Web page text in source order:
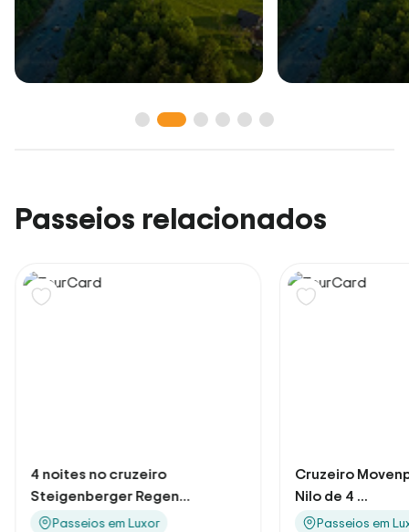
Passeios relacionados
4 noites no cruzeiro
Steigenberger Regen...
Passeios em Luxor
Cruzeiro
Nilo de 4 ...
Passeios em